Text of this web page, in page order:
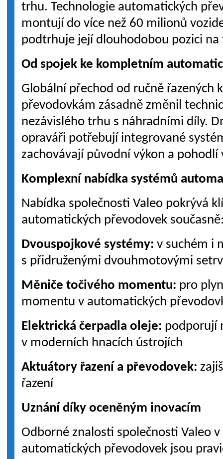
trhu. Technologie automatických
montují do více než 60 milionů
podtrhuje její dlouhodobou pozici
Od spojek ke kompletním
Globální přechod od ručně řazených
převodovkám zásadně změnil
nezávislého trhu s náhradními díly.
opraváři potřebují integrované
zachovávají původní výkon a pohodlí
Komplexní nabídka systémů
Nabídka společnosti Valeo pokrývá
automatických převodovek
Dvouspojkové systémy: v suchém i
s přidruženými dvouhmotovými
Měniče točivého momentu: pro
momentu v automatických
Elektrická čerpadla oleje: podporují
v moderních hnacích ústrojích
Aktuátory řazení a převodovek:
řazení
Uznání díky oceněným inovacím
Odborné znalosti společnosti Valeo
automatických převodovek jsou